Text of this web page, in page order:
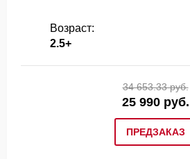
Возраст:
2.5+
ПРЕДЗАКАЗ
34 653.33 руб.
25 990 руб.